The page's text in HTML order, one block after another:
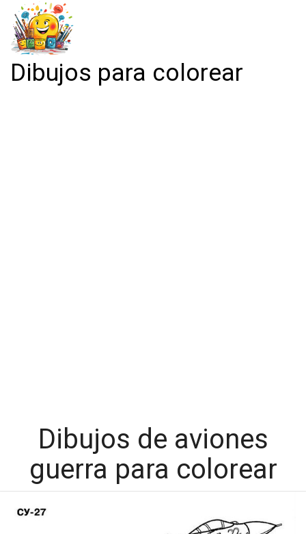
Dibujos para colorear
Dibujos de aviones
guerra para colorear